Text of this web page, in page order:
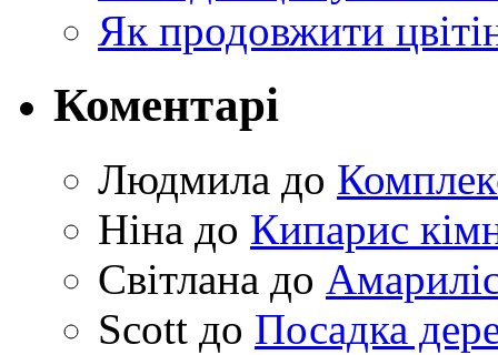
Як продовжити
Коментарі
Людмила до
Ніна до Кипарис
Світлана до
Scott до Посадка